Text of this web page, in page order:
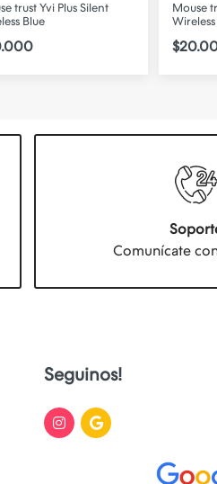
trust Yvi Plus Silent
Blue
Mouse
Comunícate
Seguinos!